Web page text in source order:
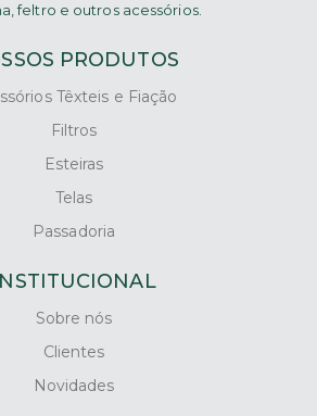
feltro e outros acessórios.
PRODUTOS
Têxteis e Fiação
Filtros
Esteiras
Telas
Passadoria
Sobre nós
Clientes
Novidades